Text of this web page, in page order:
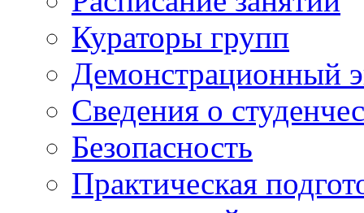
Кураторы групп
Демонстрационный
Сведения о
Безопасность
Практическая